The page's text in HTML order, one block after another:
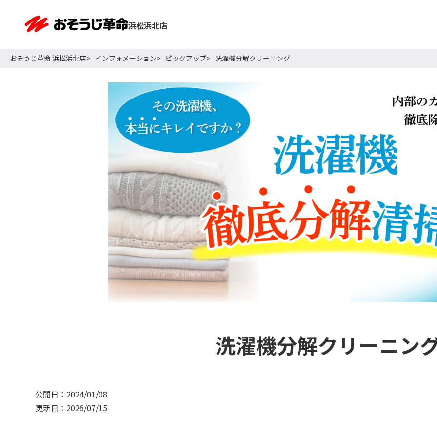
浜松浜北店
おそうじ革命 浜松浜北店 インフォメーション ピックアップ 洗濯機分解クリーニング
洗濯機分解クリーニン
公開日：2024/01/08
更新日：2026/07/15